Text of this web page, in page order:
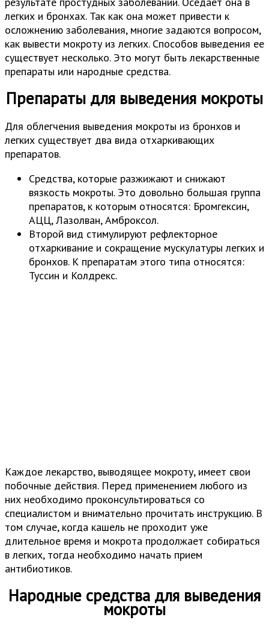
легких и бронхах. Так как она может привести к
осложнению заболевания, многие задаются вопросом,
как вывести мокроту из легких. Способов выведения ее
существует несколько. Это могут быть лекарственные
препараты или народные средства.
Препараты для выведения мокроты
Для облегчения выведения мокроты из бронхов и
легких существует два вида отхаркивающих
препаратов.
Средства, которые разжижают и снижают
вязкость мокроты. Это довольно большая группа
препаратов, к которым относятся: Бромгексин,
АЦЦ, Лазолван, Амброксол.
Второй вид стимулируют рефлекторное
отхаркивание и сокращение мускулатуры легких и
бронхов. К препаратам этого типа относятся:
Туссин и Колдрекс.
Каждое лекарство, выводящее мокроту, имеет свои
побочные действия. Перед применением любого из
них необходимо проконсультироваться со
специалистом и внимательно прочитать инструкцию. В
том случае, когда кашель не проходит уже
длительное время и мокрота продолжает собираться
в легких, тогда необходимо начать прием
антибиотиков.
Народные средства для выведения
мокроты